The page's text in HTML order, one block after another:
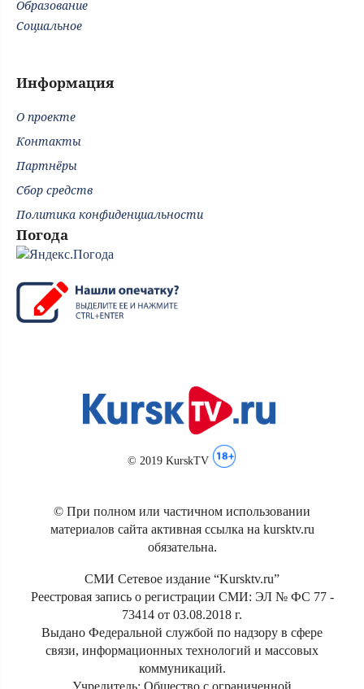
Образование
Социальное
Информация
О проекте
Контакты
Партнёры
Сбор средств
Политика конфиденциальности
Погода
© 2019 KurskTV
© При полном или частичном использовании
материалов сайта активная ссылка на kursktv.ru
обязательна.
СМИ Сетевое издание “Kursktv.ru”
Реестровая запись о регистрации СМИ: ЭЛ № ФС 77 -
73414 от 03.08.2018 г.
Выдано Федеральной службой по надзору в сфере
связи, информационных технологий и массовых
коммуникаций.
Учредитель: Общество с ограниченной